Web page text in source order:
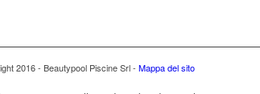
2016 - Beautypool Piscine Srl - Mappa del sito